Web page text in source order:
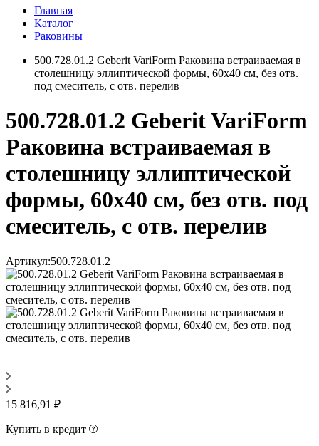
Главная
Каталог
Раковины
500.728.01.2 Geberit VariForm Раковина встраиваемая в
столешницу эллиптической формы, 60х40 см, без отв.
под смеситель, с отв. перелив
500.728.01.2 Geberit VariForm
Раковина встраиваемая в
столешницу эллиптической
формы, 60х40 см, без отв. под
смеситель, с отв. перелив
Артикул:500.728.01.2
15 816,91 ₽
Купить в кредит